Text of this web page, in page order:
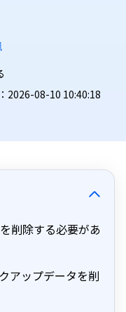
2026-08-10 10:40:18
削除する必要があ
アップデータを削